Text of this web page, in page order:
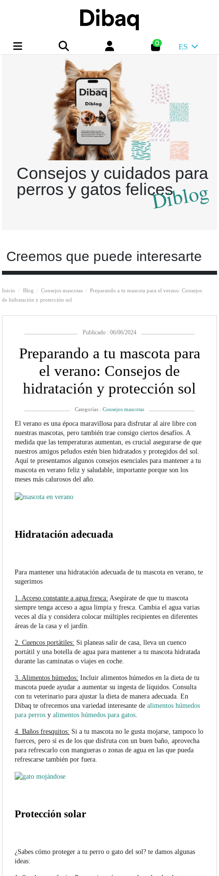
0 ES
Consejos y cuidados para
perros y gatos felicesDiblog
Creemos que puede interesarte
Inicio Blog Consejos mascotas
Preparando a tu mascota para el verano: Consejos
de hidratación y protección sol
Publicado : 06/06/2024
Preparando a tu mascota para
el verano: Consejos de
hidratación y protección sol
Categorías : Consejos mascotas
El verano es una época maravillosa para disfrutar al aire libre con
nuestras mascotas, pero también trae consigo ciertos desafíos. A
medida que las temperaturas aumentan, es crucial asegurarse de que
nuestros amigos peludos estén bien hidratados y protegidos del sol.
Aquí te presentamos algunos consejos esenciales para mantener a tu
mascota en verano feliz y saludable, importante porque son los
meses más calurosos del año.
Hidratación adecuada
Para mantener una hidratación adecuada de tu mascota en verano, te
sugerimos
1. Acceso constante a agua fresca: Asegúrate de que tu mascota
siempre tenga acceso a agua limpia y fresca. Cambia el agua varias
veces al día y considera colocar múltiples recipientes en diferentes
áreas de la casa y el jardín.
2. Cuencos portátiles: Si planeas salir de casa, lleva un cuenco
portátil y una botella de agua para mantener a tu mascota hidratada
durante las caminatas o viajes en coche.
3. Alimentos húmedos: Incluir alimentos húmedos en la dieta de tu
mascota puede ayudar a aumentar su ingesta de líquidos. Consulta
con tu veterinario para ajustar la dieta de manera adecuada. En
Dibaq te ofrecemos una variedad interesante dealimentos húmedos
para perros yalimentos húmedos para gatos
4. Baños fresquitos: Si a tu mascota no le gusta mojarse, tampoco lo
fuerces, pero si es de los que disfruta con un buen baño, aprovecha
para refrescarlo con mangueras o zonas de agua en las que pueda
refrescarse también por fuera.
Protección solar
¿Sabes cómo proteger a tu perro o gato del sol? te damos algunas
ideas: